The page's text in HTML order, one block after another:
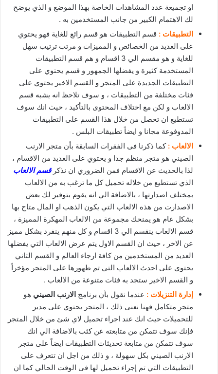
او تجميعة عدد المشاهدات الخاصة بهذا الموضع و الذي يوضح
لك الاهتمام الكبير من جانب المستخدمين به .
التطبيقات : قسم التطبيقات هو قسم رائع للغاية فهو يحتوي
على العديد من الخصائص و المميزات و مرتب ترتيب سهل
للغاية و هو مقسم الي 3 اقسام و هم قسم التطبيقات
المستخدمة كثيرة و يفضلها الجمهور و قسم يحتوي على
التطبيقات الجديدة على المتجر و القسم الاخير يحتوي على
فئات مختلفة من التطبيقات ، و سوف تلاحظ انه يشبه قسم
الالعاب و لكن مع اختلاف المحتوى بالتأكيد ، حيث انك سوف
تستطيع ان تحصل من خلال هذا القسم على التطبيقات
المدوفوعة مجانا و ايضاً تطبيقات البلس .
الالعاب : كما ذكرنا فى الفقرات السابقة بأن متجر الارنب
الصيني هو متجر منظم جدا و يحتوي على العديد من الاقسام ،
لذا بالحديث عن الاقسام فمن الضروري ان نذكر قسم الالعاب
الذي تستطيع من خلاله تحميل كل ما ترغب به من الالعاب
بمختلف اصدارتها ، بالاضافة الي انه يقوم بتوفير لك بعض
الاصدارت من هذه الالعاب التي يكون الذهب او المال متاح بها
بشكل عام هو يمنحك مجموعة من الالعاب المهكرة المميزة ،
قسم الالعاب ينقسم الي 3 اقسام و كل منهم ينفرد بشكل مميز
عن الاخر ، حيث ان القسم الاول يتم عرض الالعاب التي يفضلها
العديد من المستخدمين من كافة ارجاء العالم و القسم الثاني
يحتوي على احدث الالعاب التي تم ظهورها على المتجر مؤخراً
و القسم الاخير ستجد به فئات متنوعة من الالعاب .
إدارة التنزيلات : عندما نقول بأن برنامج الارنب الصيني هو
متجر متكامل فهنا نعنى ذلك ، المتجر يحتوي على مدير
للتحميلات حيث انك عند اجراء تحميل لاي شئ من خلال المتجر
فإنك سوف تتمكن من متابعته عن كثب بالاضافة الي انك
سوف تتمكن من متابعة تحديثات التطبيقات ايضاً على متجر
الارنب الصيني بكل سهولة ، و ذلك من اجل ان تتعرف على
التطبيقات التي تم إجراء تحميل لها فى الوقت الحالي كما ان